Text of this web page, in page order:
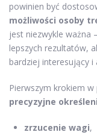
powinien być
możliwości osoby
jest niezwykle ważna
lepszych rezultatów,
bardziej interesujący i
Pierwszym krokiem
precyzyjne
zrzucenie wagi,